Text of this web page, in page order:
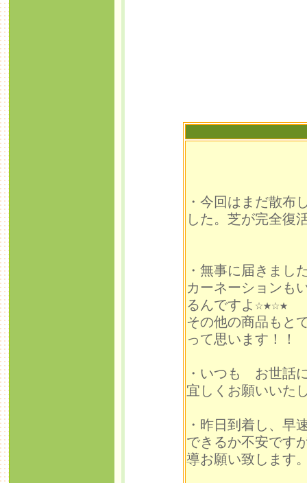
・今回はまだ散布
した。芝が完全復
・無事に届きまし
カーネーションも
るんですよ☆★☆★
その他の商品もと
って思います！
・いつも お世話
宜しくお願いい
・昨日到着し、早
できるか不安です
導お願い致しま